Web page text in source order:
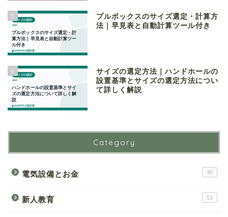
5
プルボックスのサイズ選定・計算方
法｜早見表と自動計算ツール付き
6
サイズの選定方法｜ハンドホールの
設置基準とサイズの選定方法につい
て詳しく解説
Category
電気設備とお金 30
新人教育 53